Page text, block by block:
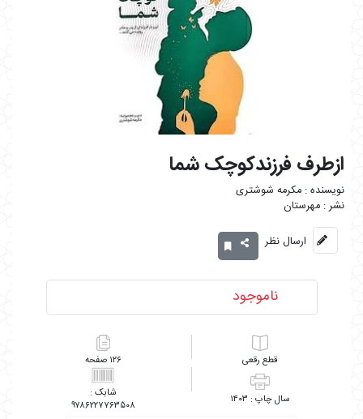
ازطرف فرزندکوچک شما
مکرمه شوشتری
مهرستان
ارسال نظر
ناموجود
رقعی ۱۲۶
۱۴۰۳ ۹۷۸۶۲۲۷۷۶۳۵۰۸